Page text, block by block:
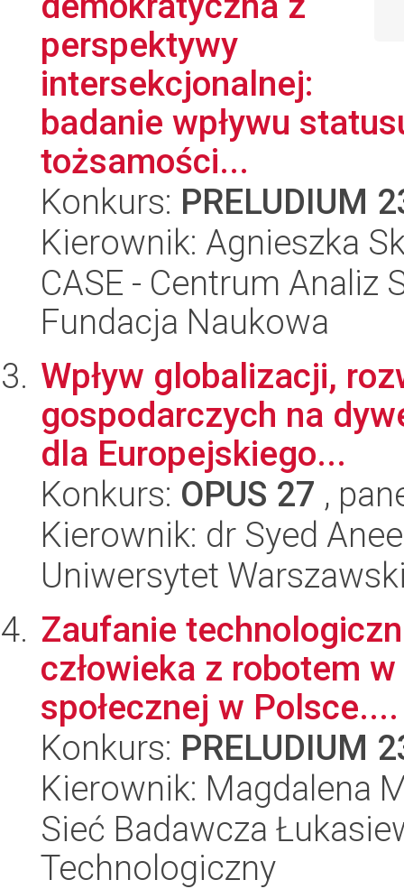
perspektywy
intersekcjonalnej:
badanie wpływu
tożsamości...
Konkurs: PRELUDIUM
Kierownik: Agnieszka
CASE - Centrum Analiz
Fundacja Naukowa
Wpływ globalizacji,
gospodarczych na
dla Europejskiego...
Konkurs: OPUS 27 ,
Kierownik: dr Syed
Uniwersytet
Zaufanie
człowieka z robotem
społecznej w Polsce....
Konkurs: PRELUDIUM
Kierownik: Magdalena
Sieć Badawcza
Technologiczny